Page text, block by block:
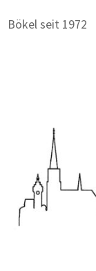
Bökel seit 1972